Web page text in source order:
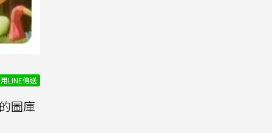
用LINE傳送
圖庫